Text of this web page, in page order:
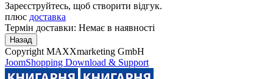
Зареєструйтесь, щоб створити відгук.
плюс доставка
Термін доставки: Немає в наявності
Copyright MAXXmarketing GmbH
JoomShopping Download & Support